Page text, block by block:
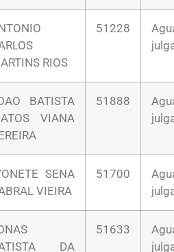
RIOS
51228
BATISTA
VIANA
51888
SENA
VIEIRA
51700
DA
51633